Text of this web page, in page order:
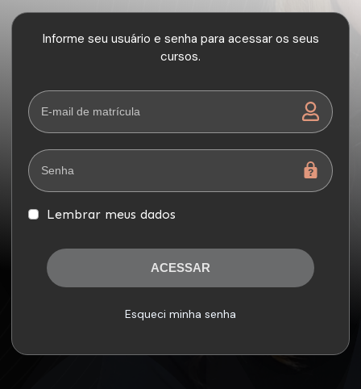
Informe seu usuário e senha para acessar os seus
cursos.
Lembrar meus dados
ACESSAR
Esqueci minha senha